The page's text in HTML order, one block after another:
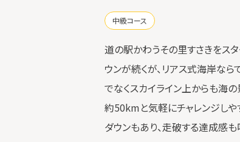
中級コース
道の駅かわうその里すさきをス
ウンが続くが、リアス式海岸な
でなくスカイライン上からも海
約50kmと気軽にチャレンジし
ダウンもあり、走破する達成感